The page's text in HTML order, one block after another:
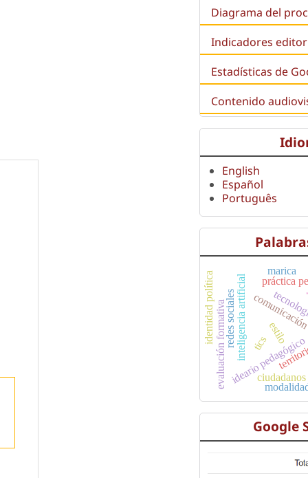
Diagrama del
Indicadores
Estadísticas de
Contenido
English
Español
Português
inteligencia artificial tics
ideario pedagógico
evaluación formativaredes sociales estilo
identidad política práctica
marica
Google